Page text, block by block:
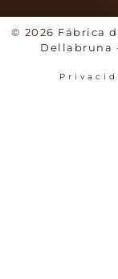
© 2026 Fábrica
Dellabruna